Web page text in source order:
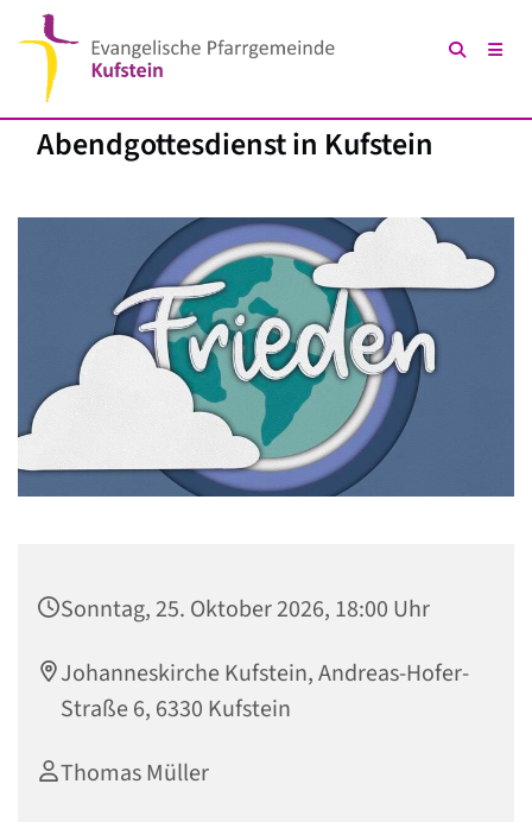
Abendgottesdienst in Kufstein
Sonntag, 25. Oktober 2026, 18:00 Uhr
Johanneskirche Kufstein, Andreas-Hofer-
Straße 6, 6330 Kufstein
Thomas Müller